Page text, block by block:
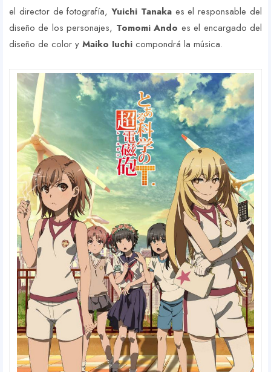
el director de fotografía,Yuichi Tanakaes el responsable del
diseño de los personajes, Tomomi Ando es el encargado del
diseño de color y Maiko Iuchi compondrá la música.